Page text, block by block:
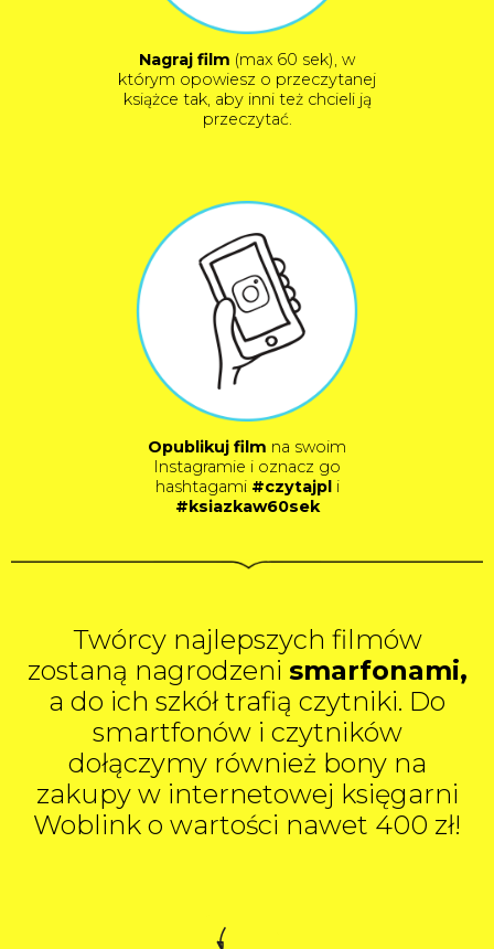
Nagraj film (max 60 sek), w
którym opowiesz o przeczytanej
książce tak, aby inni też chcieli ją
przeczytać.
Opublikuj film na swoim
Instagramie i oznacz go
hashtagami #czytajpli
#ksiazkaw60sek
Twórcy najlepszych filmów
zostaną nagrodzeni smarfonami,
a do ich szkół trafią czytniki. Do
smartfonów i czytników
dołączymy również bony na
zakupy w internetowej księgarni
Woblink o wartości nawet 400 zł!